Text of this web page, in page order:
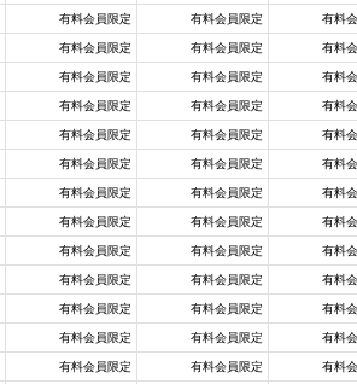
有料会員限定 有料会員限定
有料
有料会員限定 有料会員限定
有料
有料会員限定 有料会員限定
有料
有料会員限定 有料会員限定
有料
有料会員限定 有料会員限定
有料
有料会員限定 有料会員限定
有料
有料会員限定 有料会員限定
有料
有料会員限定 有料会員限定
有料
有料会員限定 有料会員限定
有料
有料会員限定 有料会員限定
有料
有料会員限定 有料会員限定
有料
有料会員限定 有料会員限定
有料
有料会員限定 有料会員限定
有料